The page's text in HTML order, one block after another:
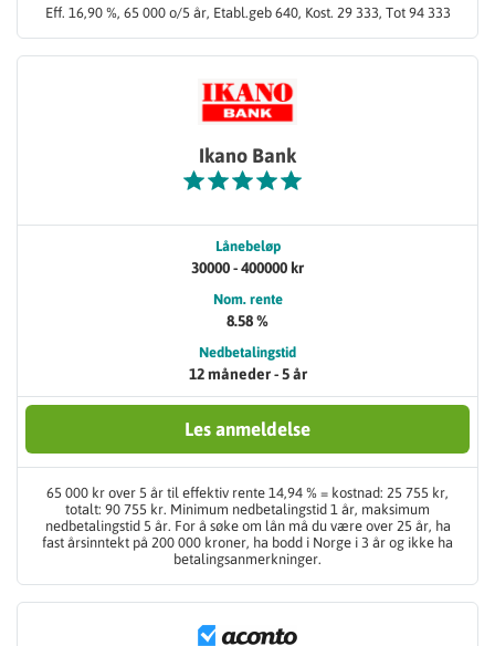
Eff. 16,90 %, 65 000 o/5 år, Etabl.geb 640, Kost. 29 333, Tot 94 333
Ikano Bank
Lånebeløp
30000 - 400000 kr
Nom. rente
8.58 %
Nedbetalingstid
12 måneder - 5 år
Les anmeldelse
65 000 kr over 5 år til effektiv rente 14,94 % = kostnad: 25 755 kr,
totalt: 90 755 kr. Minimum nedbetalingstid 1 år, maksimum
nedbetalingstid 5 år. For å søke om lån må du være over 25 år, ha
fast årsinntekt på 200 000 kroner, ha bodd i Norge i 3 år og ikke ha
betalingsanmerkninger.